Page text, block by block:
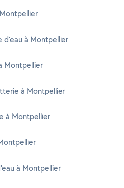
d'eau à Montpellier
Montpellier
à Montpellier
à Montpellier
à Montpellier